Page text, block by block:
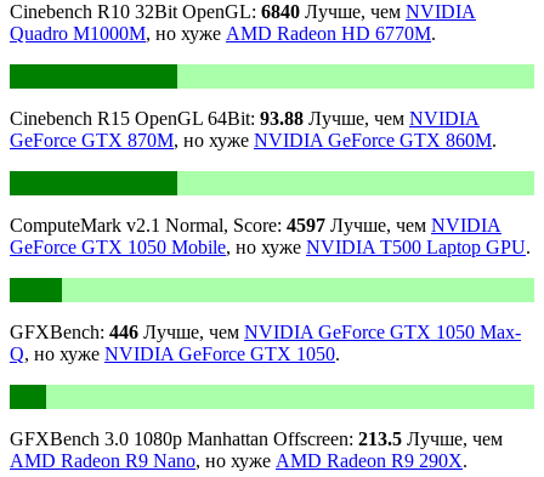
Cinebench R10 32Bit OpenGL: 6840 Лучше, чем NVIDIA
Quadro M1000M, но хуже AMD Radeon HD 6770M.
Cinebench R15 OpenGL 64Bit: 93.88 Лучше, чем NVIDIA
GeForce GTX 870M, но хуже NVIDIA GeForce GTX 860M.
ComputeMark v2.1 Normal, Score: 4597 Лучше, чем NVIDIA
GeForce GTX 1050 Mobile, но хуже NVIDIA T500 Laptop GPU.
GFXBench: 446 Лучше, чем NVIDIA GeForce GTX 1050 Max-
Q, но хуже NVIDIA GeForce GTX 1050.
GFXBench 3.0 1080p Manhattan Offscreen: 213.5 Лучше, чем
AMD Radeon R9 Nano, но хуже AMD Radeon R9 290X.